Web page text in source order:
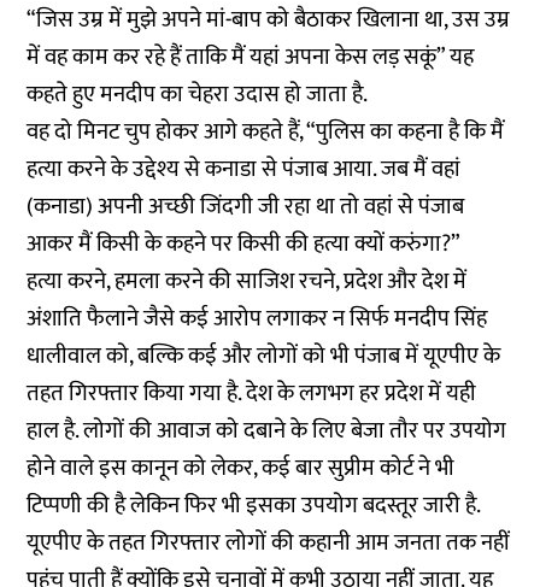
“जिस उम्र में मुझे अपने मां-बाप को बैठाकर खिलाना था, उस उम्र
में वह काम कर रहे हैं ताकि मैं यहां अपना केस लड़ सकूं” यह
कहते हुए मनदीप का चेहरा उदास हो जाता है.
वह दो मिनट चुप होकर आगे कहते हैं, “पुलिस का कहना है कि मैं
हत्या करने के उद्देश्य से कनाडा से पंजाब आया. जब मैं वहां
(कनाडा) अपनी अच्छी जिंदगी जी रहा था तो वहां से पंजाब
आकर मैं किसी के कहने पर किसी की हत्या क्यों करुंगा?”
हत्या करने, हमला करने की साजिश रचने, प्रदेश और देश में
अंशाति फैलाने जैसे कई आरोप लगाकर न सिर्फ मनदीप सिंह
धालीवाल को, बल्कि कई और लोगों को भी पंजाब में यूएपीए के
तहत गिरफ्तार किया गया है. देश के लगभग हर प्रदेश में यही
हाल है. लोगों की आवाज को दबाने के लिए बेजा तौर पर उपयोग
होने वाले इस कानून को लेकर, कई बार सुप्रीम कोर्ट ने भी
टिप्पणी की है लेकिन फिर भी इसका उपयोग बदस्तूर जारी है.
यूएपीए के तहत गिरफ्तार लोगों की कहानी आम जनता तक नहीं